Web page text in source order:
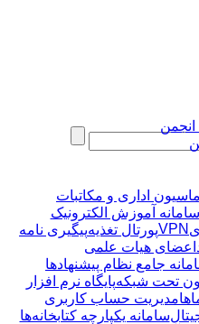
اداری و مکاتبات
آموزش الکترونیک
VPNپورتال تغذیهپیگیری نامه
هیات علمی
جامع نظام پیشنهادها
تحت شبکهپایگاه نرم افزار
مدیریت حساب کاربری
سامانه یکپارچه کتابخانه‌ها